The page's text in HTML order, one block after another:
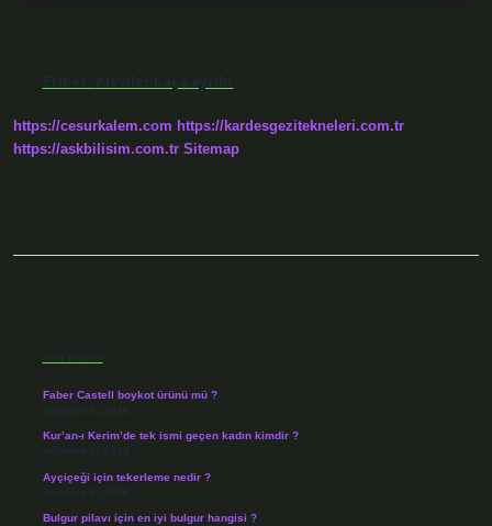
Etiket: Aleviler kaça ayrılır
https://cesurkalem.com https://kardesgezitekneleri.com.tr
https://askbilisim.com.tr Sitemap
Son Yazılar
Faber Castell boykot ürünü mü ?
Ağustos 6, 2026
Kur’an-ı Kerim’de tek ismi geçen kadın kimdir ?
Ağustos 6, 2026
Ayçiçeği için tekerleme nedir ?
Ağustos 5, 2026
Bulgur pilavı için en iyi bulgur hangisi ?